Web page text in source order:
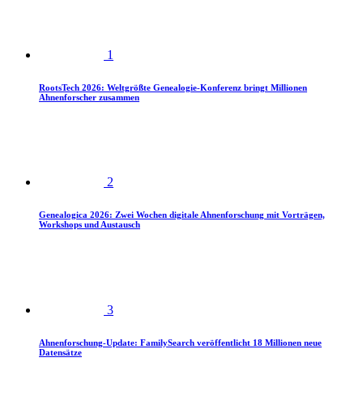
1
RootsTech 2026: Weltgrößte Genealogie-Konferenz bringt Millionen
Ahnenforscher zusammen
2
Genealogica 2026: Zwei Wochen digitale Ahnenforschung mit Vorträgen,
Workshops und Austausch
3
Ahnenforschung-Update: FamilySearch veröffentlicht 18 Millionen neue
Datensätze